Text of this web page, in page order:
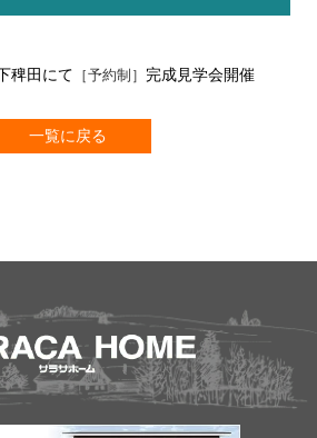
稗田にて ［予約制］ 完成見学会開催
一覧に戻る